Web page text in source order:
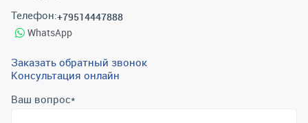
Телефон:+79514447888
WhatsApp
Заказать обратный звонок
Консультация онлайн
Ваш вопрос*